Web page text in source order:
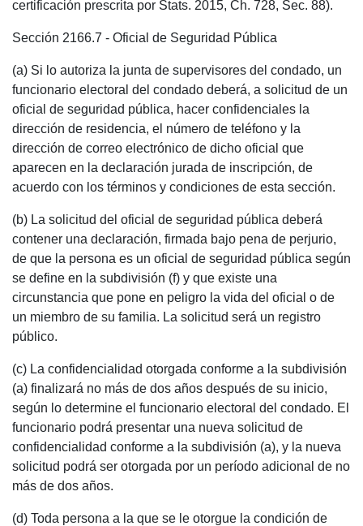
certificación prescrita por Stats. 2015, Ch. 728, Sec. 88).
Sección 2166.7 - Oficial de Seguridad Pública
(a) Si lo autoriza la junta de supervisores del condado, un
funcionario electoral del condado deberá, a solicitud de un
oficial de seguridad pública, hacer confidenciales la
dirección de residencia, el número de teléfono y la
dirección de correo electrónico de dicho oficial que
aparecen en la declaración jurada de inscripción, de
acuerdo con los términos y condiciones de esta sección.
(b) La solicitud del oficial de seguridad pública deberá
contener una declaración, firmada bajo pena de perjurio,
de que la persona es un oficial de seguridad pública según
se define en la subdivisión (f) y que existe una
circunstancia que pone en peligro la vida del oficial o de
un miembro de su familia. La solicitud será un registro
público.
(c) La confidencialidad otorgada conforme a la subdivisión
(a) finalizará no más de dos años después de su inicio,
según lo determine el funcionario electoral del condado. El
funcionario podrá presentar una nueva solicitud de
confidencialidad conforme a la subdivisión (a), y la nueva
solicitud podrá ser otorgada por un período adicional de no
más de dos años.
(d) Toda persona a la que se le otorgue la condición de